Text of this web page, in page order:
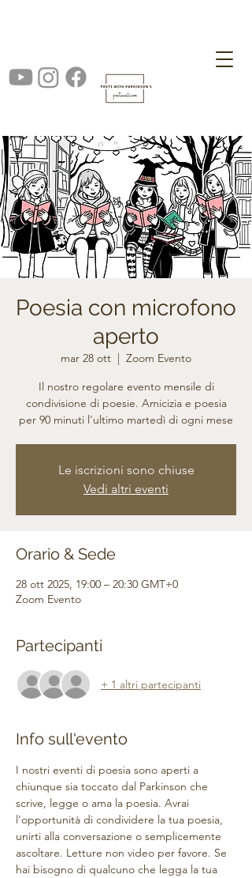
Poesia con microfono
aperto
mar 28 ott
  |
Zoom Evento
Il nostro regolare evento mensile di
condivisione di poesie. Amicizia e poesia
per 90 minuti l'ultimo martedì di ogni mese
Le iscrizioni sono chiuse
Vedi altri eventi
Orario & Sede
28 ott 2025, 19:00 – 20:30 GMT+0
Zoom Evento
Partecipanti
+ 1 altri partecipanti
Info sull'evento
I nostri eventi di poesia sono aperti a
chiunque sia toccato dal Parkinson che
scrive, legge o ama la poesia. Avrai
l'opportunità di condividere la tua poesia,
unirti alla conversazione o semplicemente
ascoltare. Letture non video per favore. Se
hai bisogno di qualcuno che legga la tua